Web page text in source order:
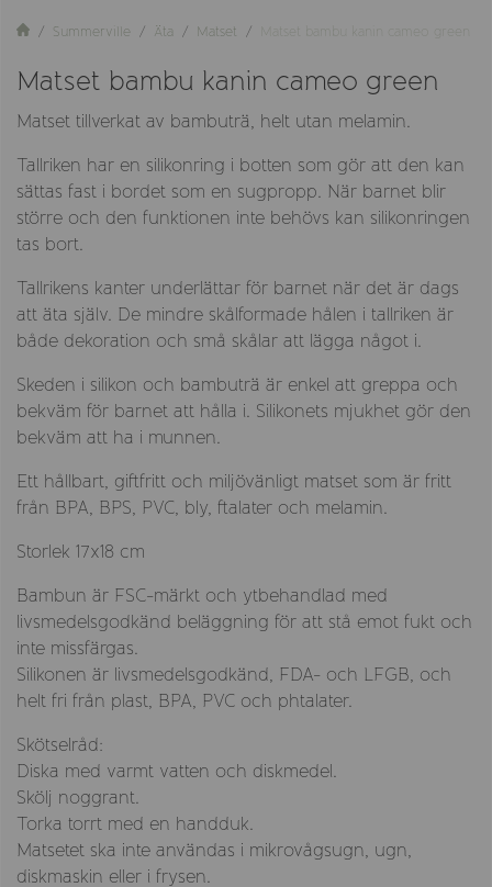
Summerville Äta Matset Matset bambu kanin cameo green
Matset bambu kanin cameo green
Matset tillverkat av bambuträ, helt utan melamin.
Tallriken har en silikonring i botten som gör att den kan
sättas fast i bordet som en sugpropp. När barnet blir
större och den funktionen inte behövs kan silikonringen
tas bort.
Tallrikens kanter underlättar för barnet när det är dags
att äta själv. De mindre skålformade hålen i tallriken är
både dekoration och små skålar att lägga något i.
Skeden i silikon och bambuträ är enkel att greppa och
bekväm för barnet att hålla i. Silikonets mjukhet gör den
bekväm att ha i munnen.
Ett hållbart, giftfritt och miljövänligt matset som är fritt
från BPA, BPS, PVC, bly, ftalater och melamin.
Storlek 17x18 cm
Bambun är FSC-märkt och ytbehandlad med
livsmedelsgodkänd beläggning för att stå emot fukt och
inte missfärgas.
Silikonen är livsmedelsgodkänd, FDA- och LFGB, och
helt fri från plast, BPA, PVC och phtalater.
Skötselråd:
Diska med varmt vatten och diskmedel.
Skölj noggrant.
Torka torrt med en handduk.
Matsetet ska inte användas i mikrovågsugn, ugn,
diskmaskin eller i frysen.